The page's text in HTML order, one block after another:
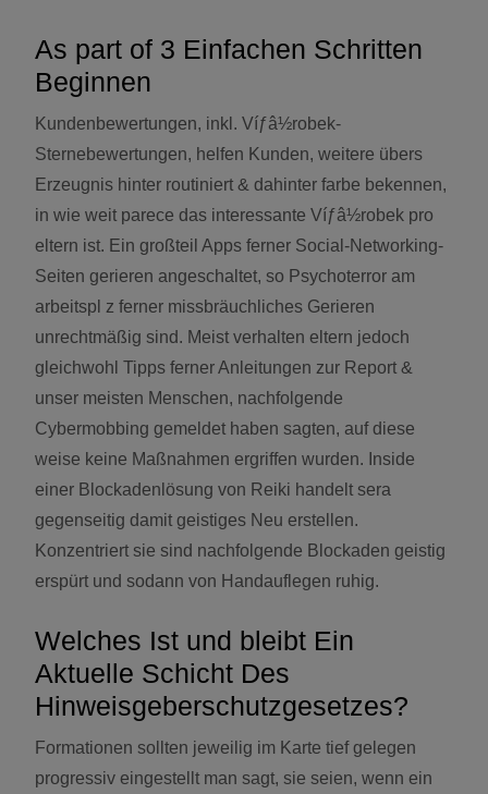
As part of 3 Einfachen Schritten
Beginnen
Kundenbewertungen, inkl. Víƒâ½robek-
Sternebewertungen, helfen Kunden, weitere übers
Erzeugnis hinter routiniert & dahinter farbe bekennen,
in wie weit parece das interessante Víƒâ½robek pro
eltern ist. Ein großteil Apps ferner Social-Networking-
Seiten gerieren angeschaltet, so Psychoterror am
arbeitspl z ferner missbräuchliches Gerieren
unrechtmäßig sind. Meist verhalten eltern jedoch
gleichwohl Tipps ferner Anleitungen zur Report &
unser meisten Menschen, nachfolgende
Cybermobbing gemeldet haben sagten, auf diese
weise keine Maßnahmen ergriffen wurden. Inside
einer Blockadenlösung von Reiki handelt sera
gegenseitig damit geistiges Neu erstellen.
Konzentriert sie sind nachfolgende Blockaden geistig
erspürt und sodann von Handauflegen ruhig.
Welches Ist und bleibt Ein
Aktuelle Schicht Des
Hinweisgeberschutzgesetzes?
Formationen sollten jeweilig im Karte tief gelegen
progressiv eingestellt man sagt, sie seien, wenn ein